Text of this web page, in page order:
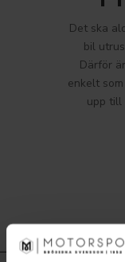
Det ska
bil
Därför
enkelt
upp till